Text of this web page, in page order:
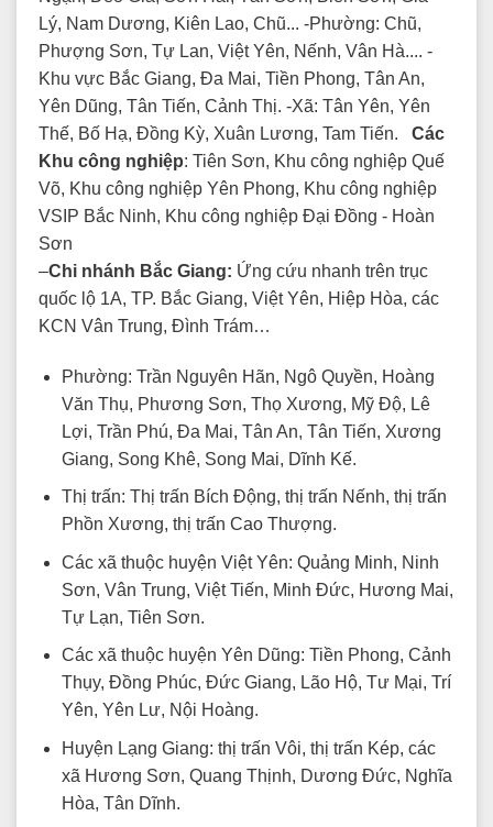
Lý, Nam Dương, Kiên Lao, Chũ... -Phường: Chũ,
Phượng Sơn, Tự Lan, Việt Yên, Nếnh, Vân Hà.... -
Khu vực Bắc Giang, Đa Mai, Tiền Phong, Tân An,
Yên Dũng, Tân Tiến, Cảnh Thị. -Xã: Tân Yên, Yên
Thế, Bố Hạ, Đồng Kỳ, Xuân Lương, Tam Tiến. Các
Khu công nghiệp: Tiên Sơn, Khu công nghiệp Quế
Võ, Khu công nghiệp Yên Phong, Khu công nghiệp
VSIP Bắc Ninh, Khu công nghiệp Đại Đồng - Hoàn
Sơn
–Chi nhánh Bắc Giang: Ứng cứu nhanh trên trục
quốc lộ 1A, TP. Bắc Giang, Việt Yên, Hiệp Hòa, các
KCN Vân Trung, Đình Trám…
Phường: Trần Nguyên Hãn, Ngô Quyền, Hoàng
Văn Thụ, Phương Sơn, Thọ Xương, Mỹ Độ, Lê
Lợi, Trần Phú, Đa Mai, Tân An, Tân Tiến, Xương
Giang, Song Khê, Song Mai, Dĩnh Kế.
Thị trấn: Thị trấn Bích Động, thị trấn Nếnh, thị trấn
Phồn Xương, thị trấn Cao Thượng.
Các xã thuộc huyện Việt Yên: Quảng Minh, Ninh
Sơn, Vân Trung, Việt Tiến, Minh Đức, Hương Mai,
Tự Lạn, Tiên Sơn.
Các xã thuộc huyện Yên Dũng: Tiền Phong, Cảnh
Thụy, Đồng Phúc, Đức Giang, Lão Hộ, Tư Mại, Trí
Yên, Yên Lư, Nội Hoàng.
Huyện Lạng Giang: thị trấn Vôi, thị trấn Kép, các
xã Hương Sơn, Quang Thịnh, Dương Đức, Nghĩa
Hòa, Tân Dĩnh.